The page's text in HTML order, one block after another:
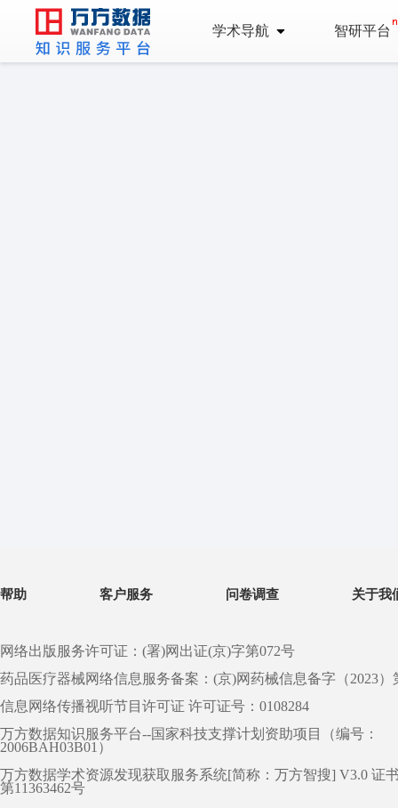
学术导航 智研平台
帮助 客户服务 问卷调查 关于我
网络出版服务许可证：(署)网出证(京)字第072号
药品医疗器械网络信息服务备案：(京)网药械信息备字（2023）
信息网络传播视听节目许可证 许可证号：0108284
万方数据知识服务平台--国家科技支撑计划资助项目（编号：
2006BAH03B01）
万方数据学术资源发现获取服务系统[简称：万方智搜] V3.0 证
第11363462号